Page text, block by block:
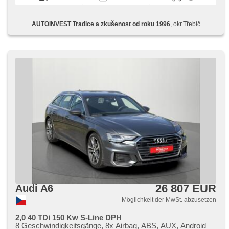
Blind Spot Anzeige, zadní loketní opěrka,
Außenthermometer, isofix, Alufelgen, Abnutzungssensor
Assistent, Reifendrucksensor, Servolenkung,
per Taste, Scheibenwischersensor, Lichtsensor, Start-Stop
System, el. tažné zařízení
AUTOINVEST Tradice a zkušenost od roku 1996, okr.Třebíč
Audi A6 26 807 EUR
Möglichkeit der MwSt. abzusetzen
2,0 40 TDi 150 Kw S-Line DPH
8 Geschwindigkeitsgänge, 8x Airbag, ABS, AUX, Android